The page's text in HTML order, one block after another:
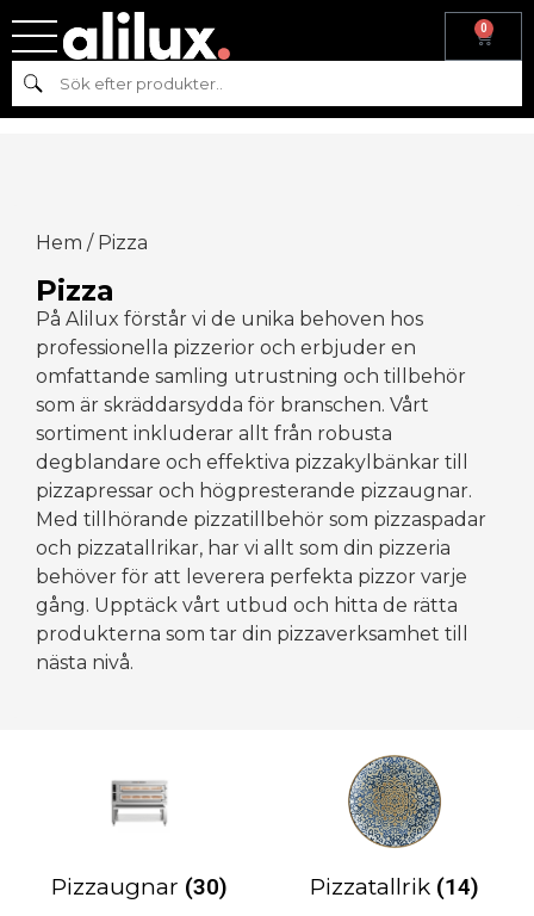
0
Sök
Hem / Pizza
Pizza
På Alilux förstår vi de unika behoven hos
professionella pizzerior och erbjuder en
omfattande samling utrustning och tillbehör
som är skräddarsydda för branschen. Vårt
sortiment inkluderar allt från robusta
degblandare och effektiva pizzakylbänkar till
pizzapressar och högpresterande pizzaugnar.
Med tillhörande pizzatillbehör som pizzaspadar
och pizzatallrikar, har vi allt som din pizzeria
behöver för att leverera perfekta pizzor varje
gång. Upptäck vårt utbud och hitta de rätta
produkterna som tar din pizzaverksamhet till
nästa nivå.
Pizzaugnar (30) Pizzatallrik (14)